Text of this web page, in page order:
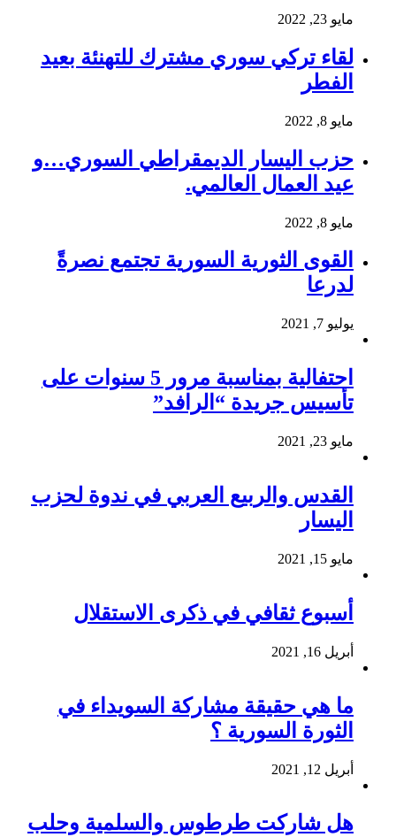
مايو 23, 2022
لقاء تركي سوري مشترك للتهنئة بعيد
الفطر
مايو 8, 2022
حزب اليسار الديمقراطي السوري…و
عيد العمال العالمي.
مايو 8, 2022
القوى الثورية السورية تجتمع نصرةً
لدرعا
يوليو 7, 2021
احتفالية بمناسبة مرور 5 سنوات على
تأسيس جريدة “الرافد”
مايو 23, 2021
القدس والربيع العربي في ندوة لحزب
اليسار
مايو 15, 2021
أسبوع ثقافي في ذكرى الاستقلال
أبريل 16, 2021
ما هي حقيقة مشاركة السويداء في
الثورة السورية ؟
أبريل 12, 2021
هل شاركت طرطوس والسلمية وحلب